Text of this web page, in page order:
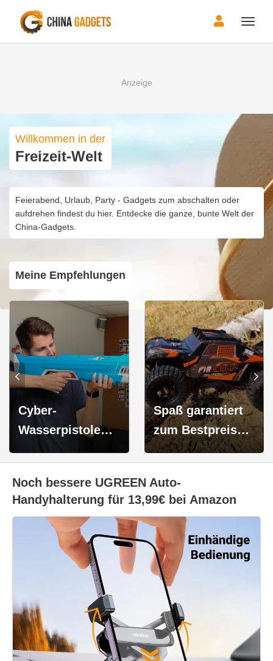
Toggle
Willkommen in der
Freizeit-Welt
Feierabend, Urlaub, Party - Gadgets zum abschalten oder
aufdrehen findest du hier. Entdecke die ganze, bunte Welt der
China-Gadgets.
Meine Empfehlungen
Cyber-
Wasserpistole
SpyraThree
reduziert für
120,84€ - Perfekt
für den Sommer
Spaß garantiert
zum Bestpreis
von 86,48€: HBX
"FIREBOLT" RC-
Offroader (1:12)
Noch bessere UGREEN Auto-
Handyhalterung für 13,99€ bei Amazon